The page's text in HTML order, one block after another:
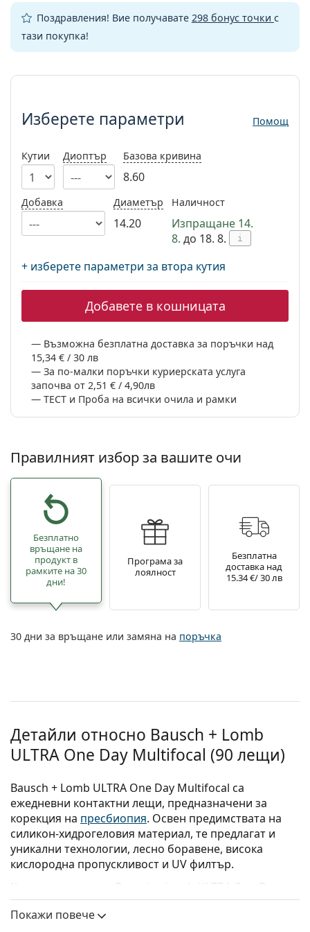
Persol
Prada
Поздравления! Вие получавате 298 бонус точки с
тази покупка!
Изберете параметри
Изберете параметри Помощ
Кутии Диоптър Базова кривина
8.60
Добавка Диаметър
14.20
Наличност
Изпращане 14.
8. до 18. 8. i
+ изберете параметри за втора кутия
Добавете в кошницата
Възможна безплатна доставка за поръчки над
15,34 € / 30 лв
За по-малки поръчки куриерската услуга
започва от 2,51 € / 4,90лв
ТЕСТ и Проба на всички очила и рамки
Правилният избор за вашите очи
Безплатно
връщане на
продукт в
рамките на 30
дни!
Програма за
лоялност
Безплатна
доставка над
15.34 €/ 30 лв
30 дни за връщане или замяна на поръчка
Детайли относно Bausch + Lomb
ULTRA One Day Multifocal (90 лещи)
Bausch + Lomb ULTRA One Day Multifocal са
ежедневни контактни лещи, предназначени за
корекция на пресбиопия. Освен предимствата на
силикон-хидрогеловия материал, те предлагат и
уникални технологии, лесно боравене, висока
кислородна пропускливост и UV филтър.
Контактните лещи Bausch + Lomb ULTRA One Day
Multifocal съчетават технологиите Advanced
MoistureSeal и ComfortFeel, които работят заедно, за
Покажи повече